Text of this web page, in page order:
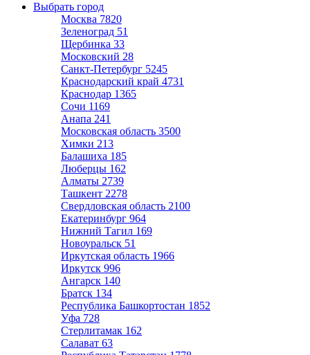
Выбрать город
Москва 7820
Зеленоград 51
Щербинка 33
Московский 28
Санкт-Петербург 5245
Краснодарский край 4731
Краснодар 1365
Сочи 1169
Анапа 241
Московская область 3500
Химки 213
Балашиха 185
Люберцы 162
Алматы 2739
Ташкент 2278
Свердловская область 2100
Екатеринбург 964
Нижний Тагил 169
Новоуральск 51
Иркутская область 1966
Иркутск 996
Ангарск 140
Братск 134
Республика Башкортостан 1852
Уфа 728
Стерлитамак 162
Салават 63